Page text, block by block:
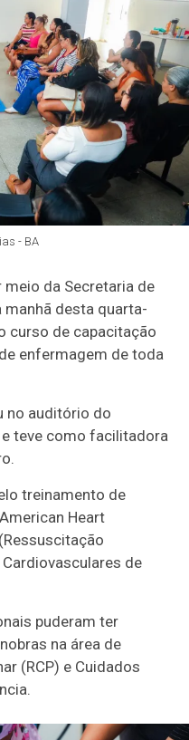
- BA
meio da Secretaria de
manhã desta quarta-
curso de capacitação
enfermagem de toda
no auditório do
teve como facilitadora
treinamento de
Heart
de
puderam ter
na área de
(RCP) e Cuidados